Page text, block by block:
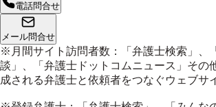
電話問合せ
メール問合せ
※月間サイト訪問者数：「弁護士検索」、
談」、「弁護士ドットコムニュース」その
成される弁護士と依頼者をつなぐウェブサ